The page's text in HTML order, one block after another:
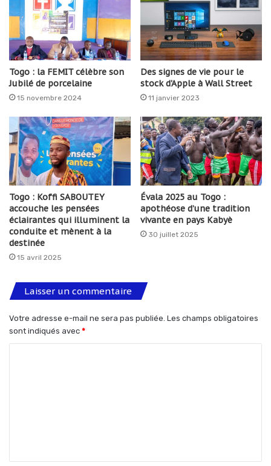
Togo : la FEMIT célèbre son
Jubilé de porcelaine
15 novembre 2024
Des signes de vie pour le
stock d'Apple à Wall Street
11 janvier 2023
Togo : Koffi SABOUTEY
accouche les pensées
éclairantes qui illuminent la
conduite et mènent à la
destinée
15 avril 2025
Évala 2025 au Togo :
apothéose d’une tradition
vivante en pays Kabyè
30 juillet 2025
Laisser un commentaire
Votre adresse e-mail ne sera pas publiée. Les champs obligatoires
sont indiqués avec *
t